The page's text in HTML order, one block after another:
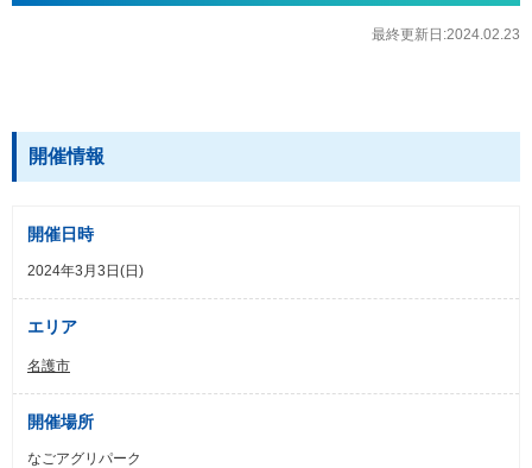
最終更新日:2024.02.23
開催情報
開催日時
2024年3月3日(日)
エリア
名護市
開催場所
なごアグリパーク